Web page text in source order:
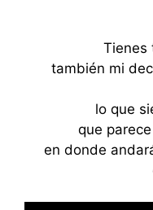
Tienes
también mi
lo que
que
en donde